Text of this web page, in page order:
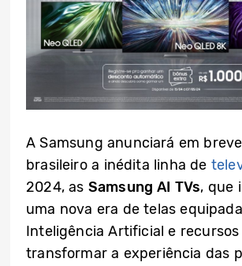
A Samsung anunciará em
brasileiro a inédita linha de
2024, as Samsung AI TVs, que
uma nova era de telas
Inteligência Artificial e
transformar a experiência das